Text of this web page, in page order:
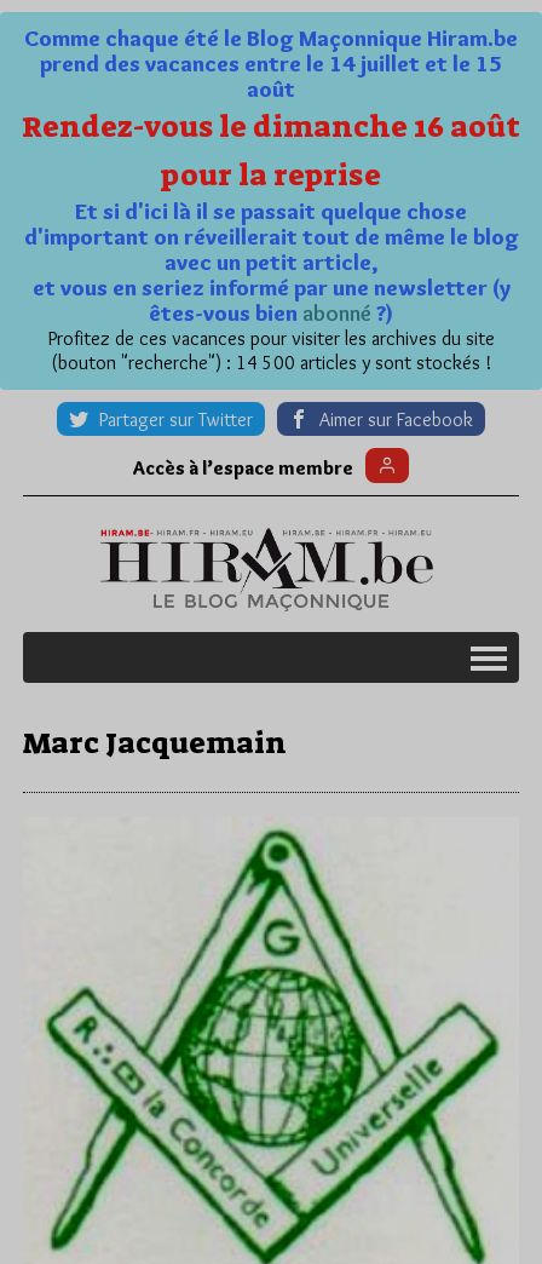
Comme chaque été le Blog Maçonnique Hiram.be
prend des vacances entre le 14 juillet et le 15
août
Rendez-vous le dimanche 16 août
pour la reprise
Et si d'ici là il se passait quelque chose
d'important on réveillerait tout de même le blog
avec un petit article,
et vous en seriez informé par une newsletter (y
êtes-vous bien abonné ?)
Profitez de ces vacances pour visiter les archives du site
(bouton "recherche") : 14 500 articles y sont stockés !
Partager sur Twitter Aimer sur Facebook
Accès à l’espace membre
Marc Jacquemain